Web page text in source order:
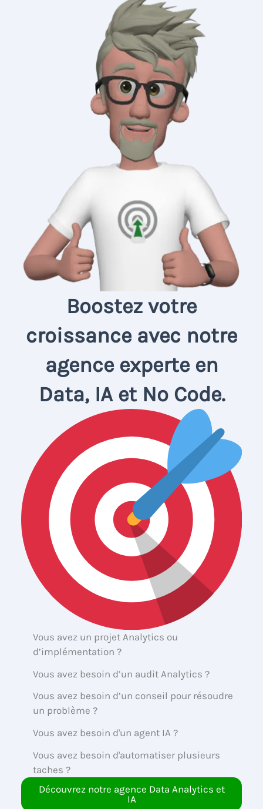
Boostez votre
croissance avec notre
agence experte en
Data, IA et No Code.
Vous avez un projet Analytics ou
d’implémentation ?
Vous avez besoin d’un audit Analytics ?
Vous avez besoin d’un conseil pour résoudre
un problème ?
Vous avez besoin d'un agent IA ?
Vous avez besoin d'automatiser plusieurs
taches ?
Découvrez notre agence Data Analytics et
IA